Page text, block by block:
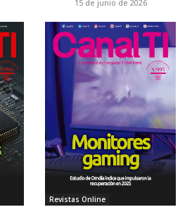
15 de junio de 2026
Revistas Online